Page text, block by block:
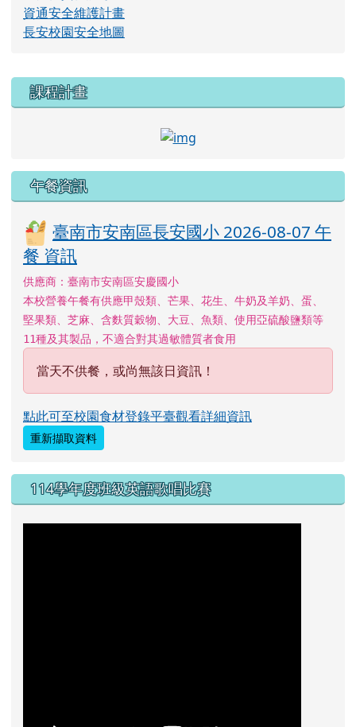
資通安全維護計畫
長安校園安全地圖
右邊區域內容
課程計畫
link to http://
午餐資訊
臺南市安南區長安國小 2026-08-07 午
餐 資訊
供應商：臺南市安南區安慶國小
本校營養午餐有供應甲殼類、芒果、花生、牛奶及羊奶、蛋、
堅果類、芝麻、含麩質穀物、大豆、魚類、使用亞硫酸鹽類等
11種及其製品，不適合對其過敏體質者食用
當天不供餐，或尚無該日資訊！
點此可至校園食材登錄平臺觀看詳細資訊
重新擷取資料
114學年度班級英語歌唱比賽